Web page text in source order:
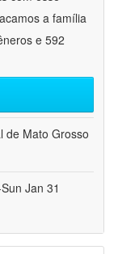
a família
e 592
de Mato Grosso
Jan 31